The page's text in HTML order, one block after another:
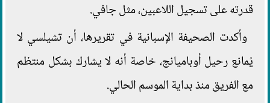
قدرته على تسجيل اللاعبين، مثل جافي.
وأكدت الصحيفة الإسبانية في تقريرها، أن تشيلسي لا
يُمانع رحيل أوباميانج، خاصة أنه لا يشارك بشكل منتظم
مع الفريق منذ بداية الموسم الحالي.